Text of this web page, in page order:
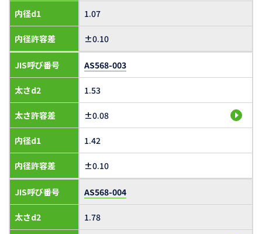
内径d1
内径許容差
1.07
±0.10
JIS呼び番号
太さd2
太さ許容差
内径d1
内径許容差
AS568-003
1.53
±0.08
1.42
±0.10
JIS呼び番号
太さd2
AS568-004
1.78